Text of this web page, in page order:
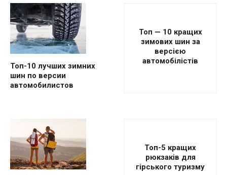
Топ-10 лучших зимних
шин по версии
автомобилистов
Топ — 10 кращих
зимових шин за
версією
автомобілістів
Топ-5 кращих
рюкзаків для
гірського туризму